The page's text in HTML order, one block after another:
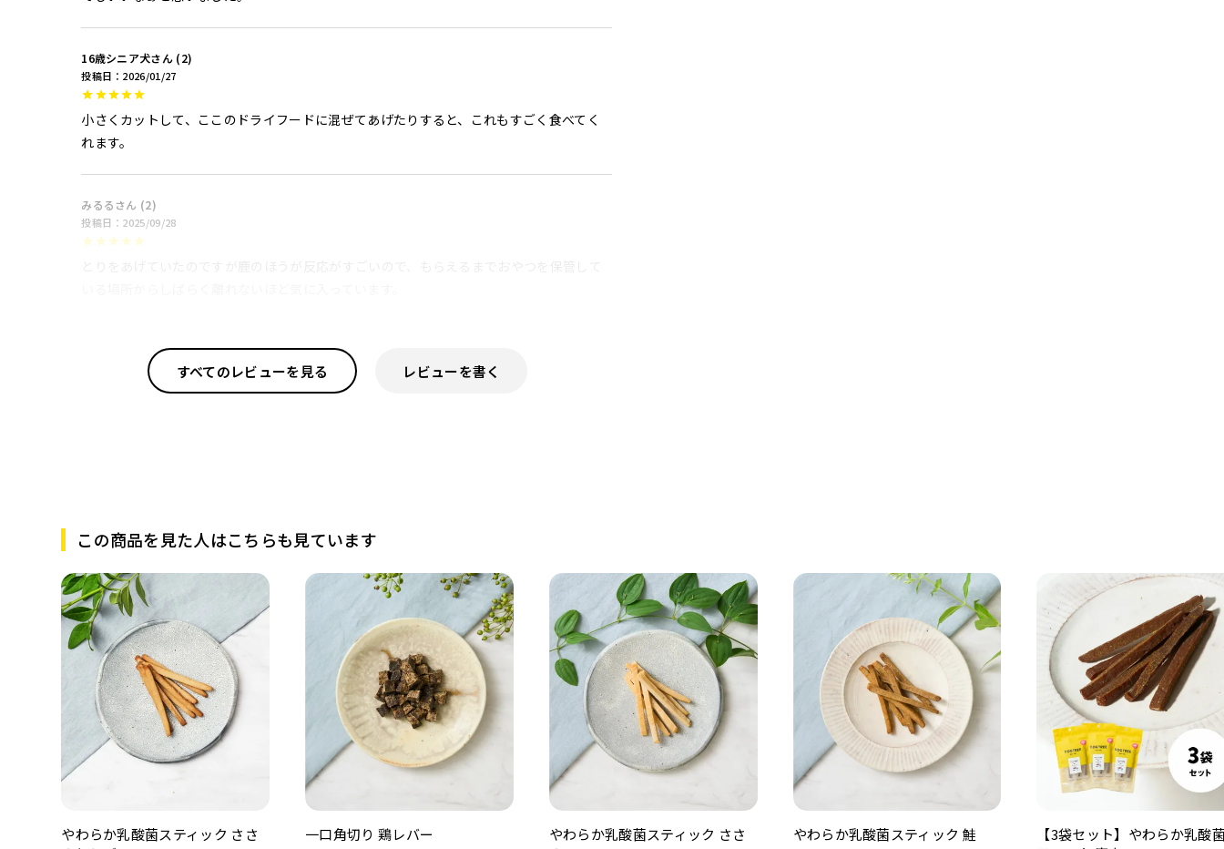
16歳シニア犬 2
投稿日 2026/01/27
小さくカットして、ここのドライフードに混ぜてあげたりすると、これもすごく食べてく
れます。
みるる 2
投稿日 2025/09/28
すべてのレビューを見る レビューを書く
この商品を見た人はこちらも見ています
やわらか乳酸菌スティック ささ
一口角切り 鶏レバー
やわらか乳酸菌スティック ささ
やわらか乳酸菌スティック 鮭
【3袋セット】やわらか乳酸